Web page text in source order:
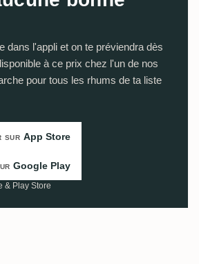
dans l'appli et on te préviendra dès
à ce prix chez l'un de nos
pour tous les rhums de ta liste
SUR App Store
Google Play
& Play Store